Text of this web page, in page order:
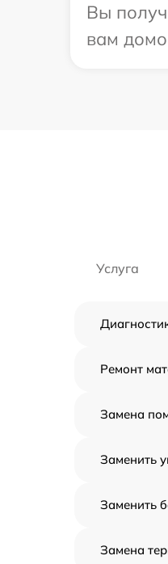
Вы
вам
Услуга
Ремонт
Замена
Заменить
Заменить
Замена